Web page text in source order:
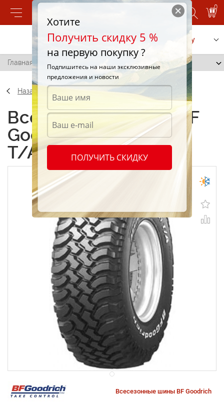
0
Позвонить Заказать услугу
Главная / BF Goodrich Mud Terrain T/A 235/75 R15 75R
Назад
Всесезонные шины BF
Goodrich Mud Terrain
T/A 235/75 R15 75R
Всесезонные шины BF Goodrich
Хотите
Получить скидку 5 %
на первую покупку ?
Подпишитесь на наши эксклюзивные
предложения и новости
ПОЛУЧИТЬ СКИДКУ